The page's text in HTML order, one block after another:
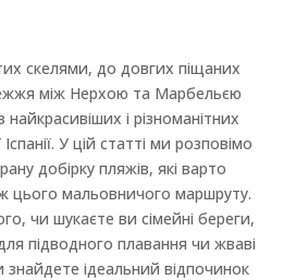
скелями, до довгих піщаних
між Нерхою та Марбельєю
найкрасивіших і різноманітних
У цій статті ми розповімо
добірку пляжів, які варто
цього мальовничого маршруту.
чи шукаєте ви сімейні береги,
підводного плавання чи жваві
знайдете ідеальний відпочинок